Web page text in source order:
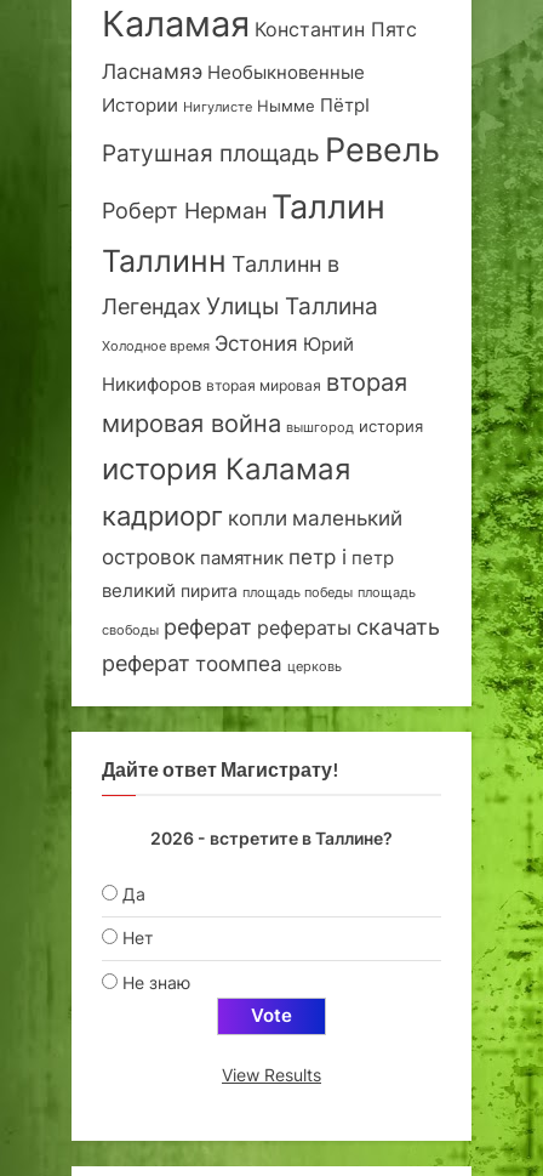
Каламая Константин Пятс
Ласнамяэ Необыкновенные
Истории Нигулисте Нымме ПётрI
Ратушная площадь Ревель
Роберт Нерман Таллин
Таллинн Таллинн в
Легендах Улицы Таллина
Холодное время Эстония Юрий
Никифоров вторая мировая вторая
мировая война вышгород история
история Каламая
кадриорг копли маленький
островок памятник петр i петр
великий пирита площадь победы площадь
свободы реферат рефераты скачать
реферат тоомпеа церковь
Дайте ответ Магистрату!
2026 - встретите в Таллине?
Да
Нет
Не знаю
View Results